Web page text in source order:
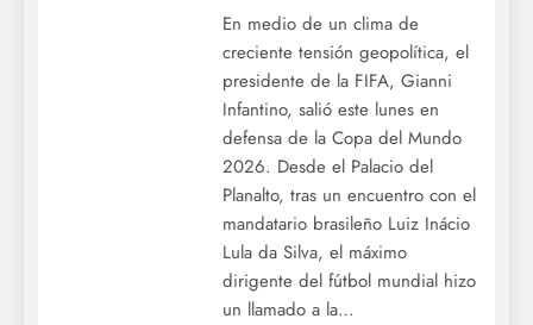
En medio de un clima de
creciente tensión geopolítica, el
presidente de la FIFA, Gianni
Infantino, salió este lunes en
defensa de la Copa del Mundo
2026. Desde el Palacio del
Planalto, tras un encuentro con el
mandatario brasileño Luiz Inácio
Lula da Silva, el máximo
dirigente del fútbol mundial hizo
un llamado a la…